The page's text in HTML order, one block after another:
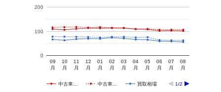
中古車… 中古車… 買取相場 1/2
09
月
10
月
11
月
12
月
01
月
02
月
03
月
04
月
05
月
06
月
07
月
08
月
0
100
200